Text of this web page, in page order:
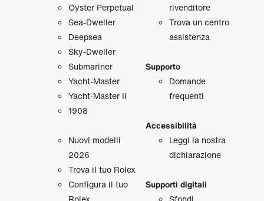
Oyster Perpetual
Sea‑Dweller
Deepsea
Sky‑Dweller
Submariner
Yacht‑Master
Yacht‑Master II
1908
Nuovi modelli
2026
Trova il tuo Rolex
Configura il tuo
rivenditore
Trova un centro
assistenza
Supporto
Domande
frequenti
Accessibilità
Leggi la nostra
dichiarazione
Supporti digitali